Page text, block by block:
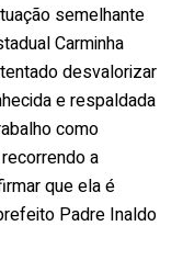
semelhante
Carminha
desvalorizar
e respaldada
como
a
que ela é
Padre Inaldo